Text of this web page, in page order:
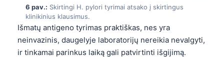
6 pav.: Skirtingi H. pylori tyrimai atsako į skirtingus
klinikinius klausimus.
Išmatų antigeno tyrimas praktiškas, nes yra
neinvazinis, daugelyje laboratorijų nereikia nevalgyti,
ir tinkamai parinkus laiką gali patvirtinti išgijimą.
Türkçe
Română
简体中文
فارسی